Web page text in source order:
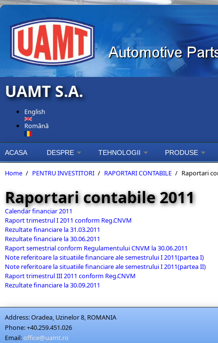
Skip to main content
UAMT S.A.
English
Română
ACASA DESPRE TEHNOLOGII PRODUSE
Home / PENTRU INVESTITORI / RAPORTARI CONTABILE / Raportari
Raportari contabile 2011
Calendar financiar 2011
Raport trimestrul I 2011 conform Reg.CNVM
Rezultate financiare la 31.03.2011
Rezultate financiare la 30.06.2011
Raport semestrial conform Regulamentului CNVM la 30.06.2011
Note referitoare la situatiile financiare ale semestrului I 2011(partea I)
Note referitoare la situatiile financiare ale semestrului I 2011(partea II)
Raport trimestrul III 2011 conform Reg.CNVM
Rezultate financiare la 30.09.2011
Address:Oradea, Uzinelor 8, ROMANIA
Phone:+40.259.451.026
Email:office@uamt.ro